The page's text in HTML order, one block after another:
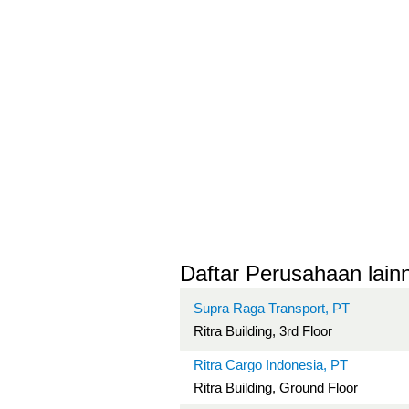
Daftar Perusahaan
Supra Raga Transport, PT
Ritra Building, 3rd Floor
Ritra Cargo Indonesia, PT
Ritra Building, Ground Floor